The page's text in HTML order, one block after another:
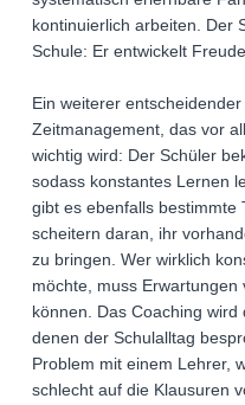
kontinuierlich arbeiten. Der
Schule: Er entwickelt
Ein weiterer
Zeitmanagement, das vor
wichtig wird: Der Schüler
sodass konstantes Lernen
gibt es ebenfalls bestimmte
scheitern daran, ihr
zu bringen. Wer wirklich
möchte, muss
können. Das Coaching
denen der Schulalltag
Problem mit einem Lehrer,
schlecht auf die Klausuren